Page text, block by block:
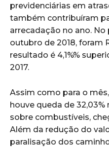
previdenciárias em
também contribuíram
arrecadação no ano.
outubro de 2018, foram
resultado é 4,1%%
2017.
Assim como para o
houve queda de
sobre combustíveis,
Além da redução do
paralisação dos